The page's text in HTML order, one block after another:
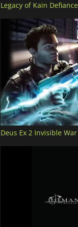
Legacy of Kain Defiance
Deus Ex 2 Invisible War